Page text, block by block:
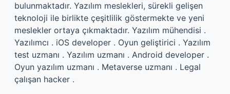
bulunmaktadır. Yazılım meslekleri, sürekli gelişen
teknoloji ile birlikte çeşitlilik göstermekte ve yeni
meslekler ortaya çıkmaktadır. Yazılım mühendisi .
Yazılımcı . iOS developer . Oyun geliştirici . Yazılım
test uzmanı . Yazılım uzmanı . Android developer .
Oyun yazılım uzmanı . Metaverse uzmanı . Legal
çalışan hacker .